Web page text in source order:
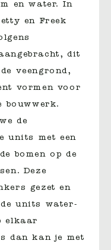
en water. In
en Freek
dit
veengrond,
vormen voor
bouwwerk.
de
units met een
bomen op de
Deze
gezet en
units water-
elkaar
dan kan je met